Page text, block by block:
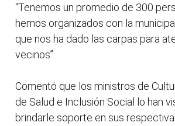
“Tenemos un promedio de 300
hemos organizados con la
que nos ha dado las carpas para
vecinos”.
Comentó que los ministros de
de Salud e Inclusión Social lo han
brindarle soporte en sus